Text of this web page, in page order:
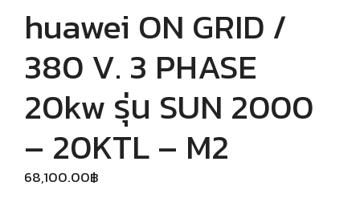
huawei ON GRID /
380 V. 3 PHASE
20kw รุ่น SUN 2000
– 20KTL – M2
68,100.00฿